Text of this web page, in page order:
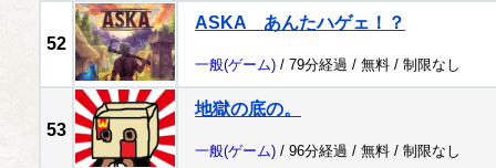
52
ASKA あんたハゲェ！？
一般(ゲーム) / 79分経過 / 無料 / 制限なし
53
地獄の底の。
一般(ゲーム) / 96分経過 / 無料 / 制限なし